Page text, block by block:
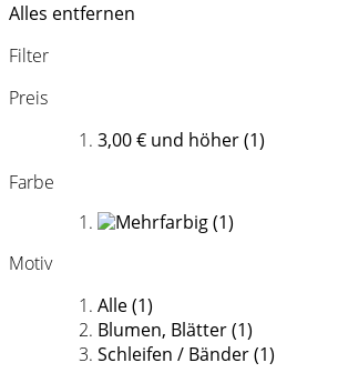
Alles entfernen
Filter
Preis
3,00 € und höher(1)
Farbe
(1)
Motiv
Alle(1)
Blumen, Blätter(1)
Schleifen / Bänder(1)